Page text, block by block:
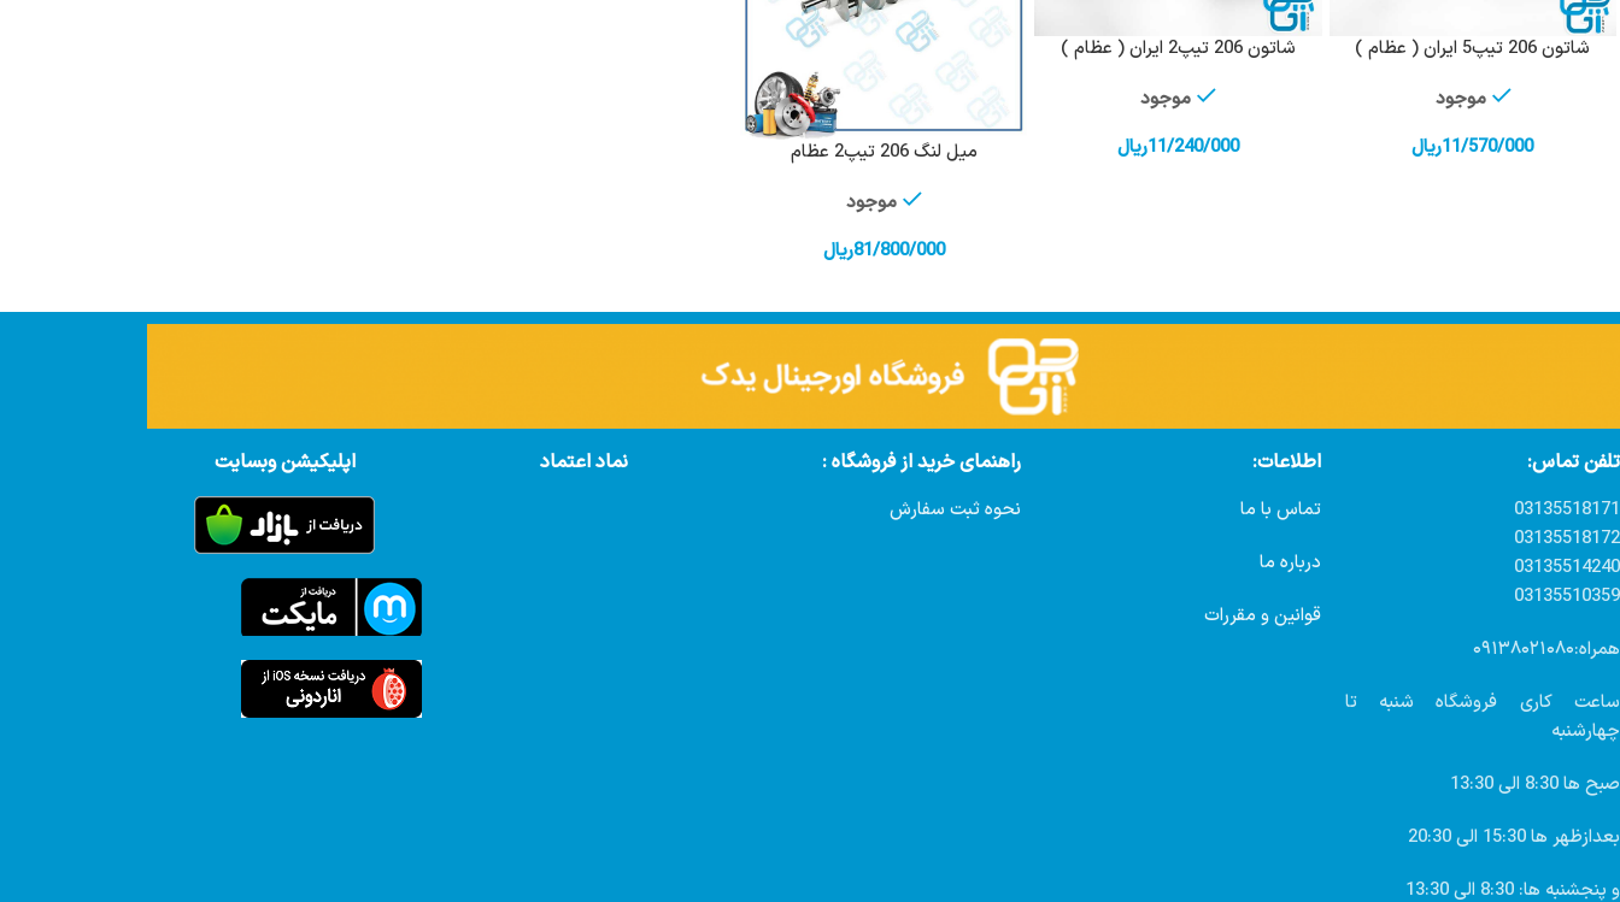
افزودن به سبد خرید
شاتون 206 تیپ5 ایران ( عظام )
موجود
11/570/000ریال
افزودن به سبد خرید
شاتون 206 تیپ2 ایران ( عظام )
موجود
11/240/000ریال افزودن به سبد خریدمیل لنگ 206 تیپ2 عظام
موجود
81/800/000ریال
تلفن تماس:
03135518171
03135518172
03135514240
03135510359
همراه:۰۹۱۳۸۰۲۱۰۸۰
ساعت کاری فروشگاه شنبه تا
چهارشنبه
صبح ها 8:30 الی 13:30
بعدازظهر ها 15:30 الی 20:30
و پنجشنبه ها: 8:30 الی 13:30
اطلاعات:
تماس با ما
درباره ما
قوانین و مقررات
راهنمای خرید از فروشگاه :
نحوه ثبت سفارش
نماد اعتماد اپلیکیشن وبسایت